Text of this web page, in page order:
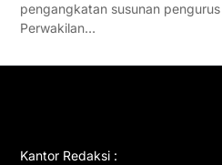
pengangkatan susunan
Perwakilan…
Kantor Redaksi :